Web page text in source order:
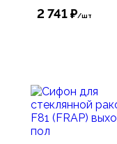
2 741 ₽/шт